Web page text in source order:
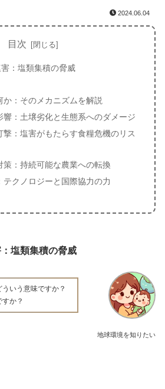
2024.06.04
目次
：塩類集積の脅威
か：そのメカニズムを解説
響：土壌劣化と生態系へのダメージ
撃：塩害がもたらす食糧危機のリス
策：持続可能な農業への転換
テクノロジーと国際協力の力
塩類集積の脅威
地球環境を知りたい
いう意味ですか？
か？